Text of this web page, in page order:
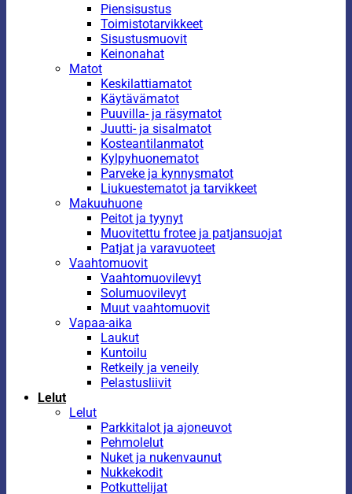
Piensisustus
Toimistotarvikkeet
Sisustusmuovit
Keinonahat
Matot
Keskilattiamatot
Käytävämatot
Puuvilla- ja räsymatot
Juutti- ja sisalmatot
Kosteantilanmatot
Kylpyhuonematot
Parveke ja kynnysmatot
Liukuestematot ja tarvikkeet
Makuuhuone
Peitot ja tyynyt
Muovitettu frotee ja patjansuojat
Patjat ja varavuoteet
Vaahtomuovit
Vaahtomuovilevyt
Solumuovilevyt
Muut vaahtomuovit
Vapaa-aika
Laukut
Kuntoilu
Retkeily ja veneily
Pelastusliivit
Lelut
Lelut
Parkkitalot ja ajoneuvot
Pehmolelut
Nuket ja nukenvaunut
Nukkekodit
Potkuttelijat